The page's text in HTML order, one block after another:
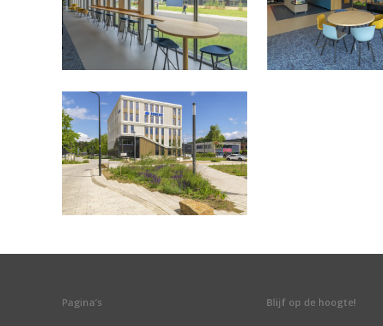
Pagina’s Blijf op de hoogte!